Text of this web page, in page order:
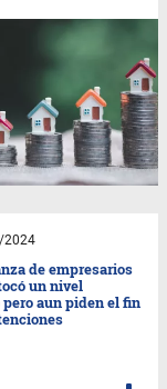
de empresarios
un nivel
aun piden el fin